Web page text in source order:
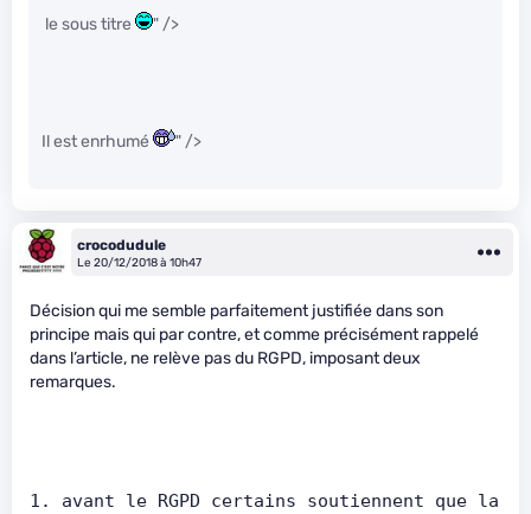
le sous titre " />
Il est enrhumé " />
crocodudule
Le 20/12/2018 à 10h47
Décision qui me semble parfaitement justifiée dans son
principe mais qui par contre, et comme précisément rappelé
dans l’article, ne relève pas du RGPD, imposant deux
remarques.
1. avant le RGPD certains soutiennent que la